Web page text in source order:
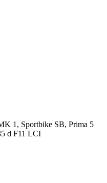
1, Sportbike SB, Prima 5
d F11 LCI